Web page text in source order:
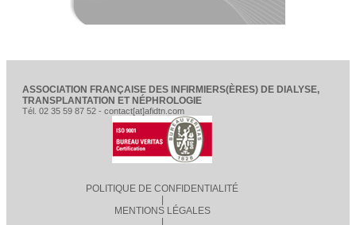
ASSOCIATION FRANÇAISE DES INFIRMIERS(ÈRES) DE DIALYSE,
TRANSPLANTATION ET NÉPHROLOGIE
Tél. 02 35 59 87 52 - contact[at]afidtn.com
POLITIQUE DE CONFIDENTIALITÉ
MENTIONS LÉGALES